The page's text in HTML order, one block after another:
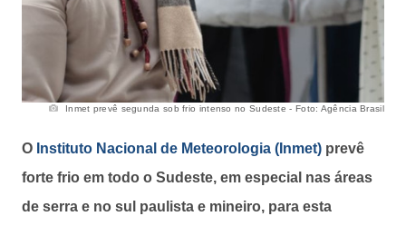
Inmet prevê segunda sob frio intenso no Sudeste - Foto: Agência Brasil
O Instituto Nacional de Meteorologia (Inmet) prevê
forte frio em todo o Sudeste, em especial nas áreas
de serra e no sul paulista e mineiro, para esta